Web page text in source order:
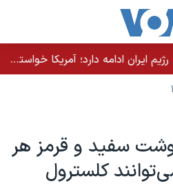
دارد؛ آمریکا خواستار بهبود روابط بلندمدت است
سفید و قرمز هر
کلسترول